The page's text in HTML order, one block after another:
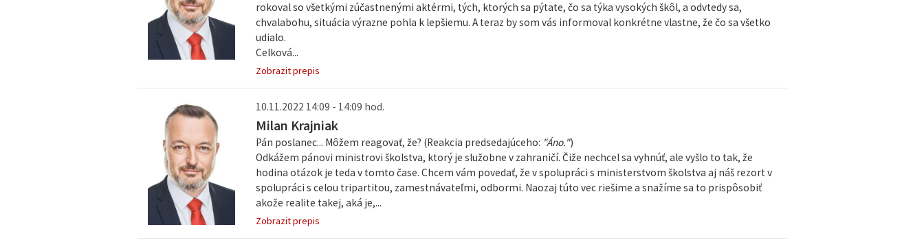
rokoval so všetkými zúčastnenými aktérmi, tých, ktorých sa pýtate, čo sa týka vysokých škôl, a odvtedy sa,
chvalabohu, situácia výrazne pohla k lepšiemu. A teraz by som vás informoval konkrétne vlastne, že čo sa všetko
udialo.
Celková...
Zobrazit prepis
10.11.2022 14:09 - 14:09 hod.
Milan Krajniak
Pán poslanec... Môžem reagovať, že? (Reakcia predsedajúceho: "Áno.")
Odkážem pánovi ministrovi školstva, ktorý je služobne v zahraničí. Čiže nechcel sa vyhnúť, ale vyšlo to tak, že
hodina otázok je teda v tomto čase. Chcem vám povedať, že v spolupráci s ministerstvom školstva aj náš rezort v
spolupráci s celou tripartitou, zamestnávateľmi, odbormi. Naozaj túto vec riešime a snažíme sa to prispôsobiť
akože realite takej, aká je,...
Zobrazit prepis